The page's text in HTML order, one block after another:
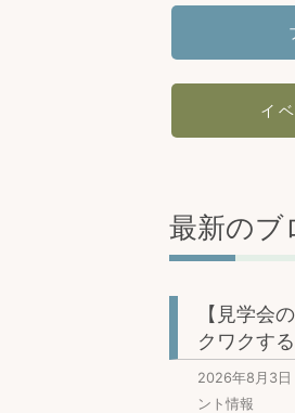
イ
最新のブ
【見学会
クワクす
2026年8月3日
ント情報